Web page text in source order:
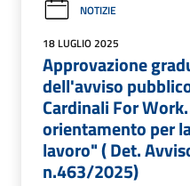
NOTIZIE
18 LUGLIO 2025
Approvazione
dell'avviso
Cardinali For
orientamento per
lavoro" ( Det.
n.463/2025)